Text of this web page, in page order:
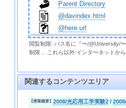
Parent Directory
@davindex.html
@here.url
閲覧制限: パス名に『〜/@University/
制限． これら以外:インターネットから
関連するコンテンツエリア
【授業概要】2008/光応用工学実験2 /